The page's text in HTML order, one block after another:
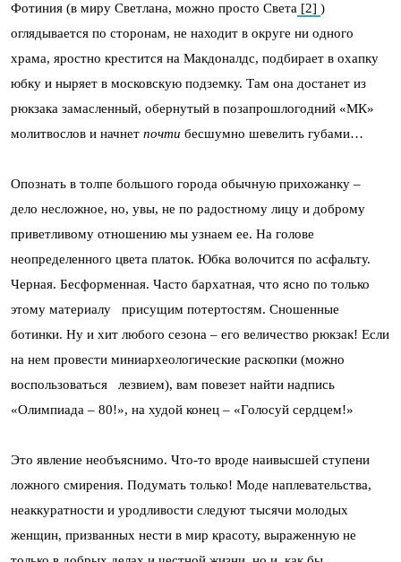
Фотиния (в миру Светлана, можно просто Света [2] )
оглядывается по сторонам, не находит в округе ни одного
храма, яростно крестится на Макдоналдс, подбирает в охапку
юбку и ныряет в московскую подземку. Там она достанет из
рюкзака замасленный, обернутый в позапрошлогодний «МК»
молитвослов и начнет почти бесшумно шевелить губами…
Опознать в толпе большого города обычную прихожанку –
дело несложное, но, увы, не по радостному лицу и доброму
приветливому отношению мы узнаем ее. На голове
неопределенного цвета платок. Юбка волочится по асфальту.
Черная. Бесформенная. Часто бархатная, что ясно по только
этому материалу присущим потертостям. Сношенные
ботинки. Ну и хит любого сезона – его величество рюкзак! Если
на нем провести миниархеологические раскопки (можно
воспользоваться лезвием), вам повезет найти надпись
«Олимпиада – 80!», на худой конец – «Голосуй сердцем!»
Это явление необъяснимо. Что-то вроде наивысшей ступени
ложного смирения. Подумать только! Моде наплевательства,
неаккуратности и уродливости следуют тысячи молодых
женщин, призванных нести в мир красоту, выраженную не